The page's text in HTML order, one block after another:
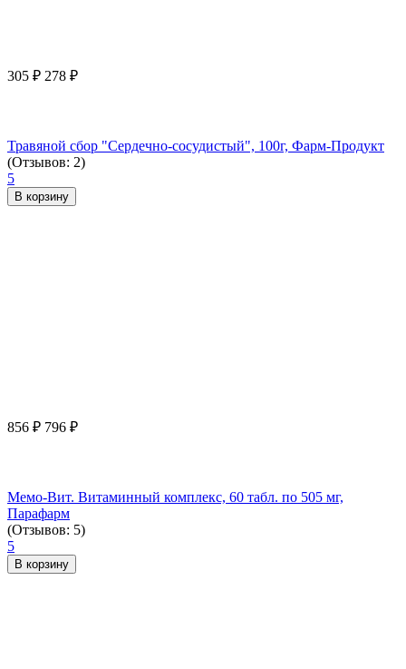
305 ₽ 278 ₽
Травяной сбор "Сердечно-сосудистый", 100г, Фарм-Продукт
(Отзывов: 2)
5
В корзину
856 ₽ 796 ₽
Мемо-Вит. Витаминный комплекс, 60 табл. по 505 мг,
Парафарм
(Отзывов: 5)
5
В корзину